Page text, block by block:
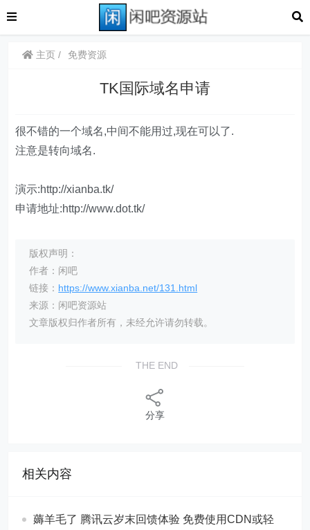
主页 免费资源
TK国际域名申请
很不错的一个域名,中间不能用过,现在可以了.
注意是转向域名.
演示:http://xianba.tk/
申请地址:http://www.dot.tk/
版权声明：
作者：闲吧
链接： https://www.xianba.net/131.html
来源：闲吧资源站
文章版权归作者所有，未经允许请勿转载。
THE END
分享
相关内容
薅羊毛了 腾讯云岁末回馈体验 免费使用CDN或轻